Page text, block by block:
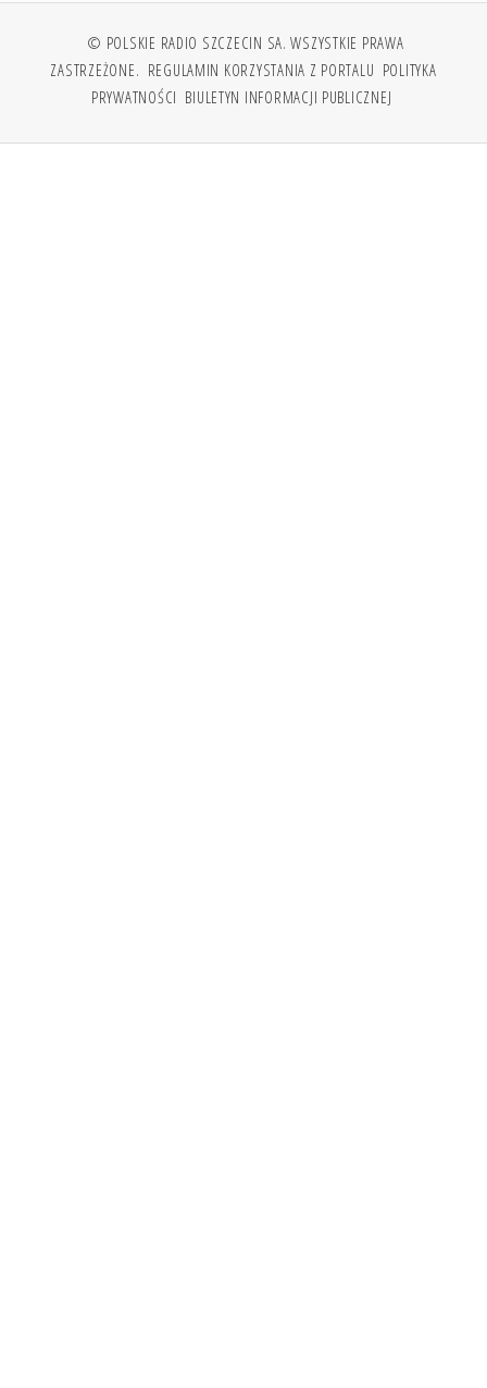
© POLSKIE RADIO SZCZECIN SA. WSZYSTKIE PRAWA
ZASTRZEŻONE. REGULAMIN KORZYSTANIA Z PORTALU POLITYKA
PRYWATNOŚCI BIULETYN INFORMACJI PUBLICZNEJ